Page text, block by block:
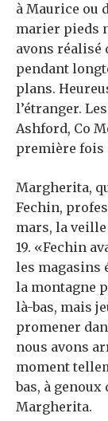
à Maurice ou
marier pieds
avons réalisé
pendant
plans.
l’étranger.
Ashford, Co
première fois
Margherita,
Fechin,
mars, la
19. «Fechin
les magasins
la montagne
là-bas, mais
promener
nous avons
moment
bas, à genoux
Margherita.